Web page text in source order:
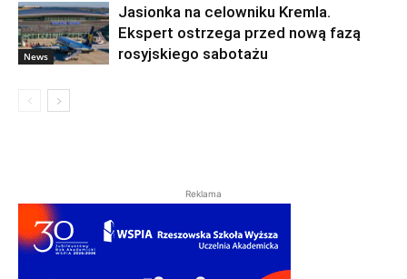
News
Jasionka na celowniku Kremla.
Ekspert ostrzega przed nową fazą
rosyjskiego sabotażu
Reklama